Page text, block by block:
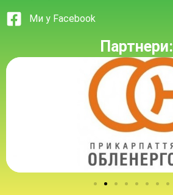
Ми у Facebook
Партнери: